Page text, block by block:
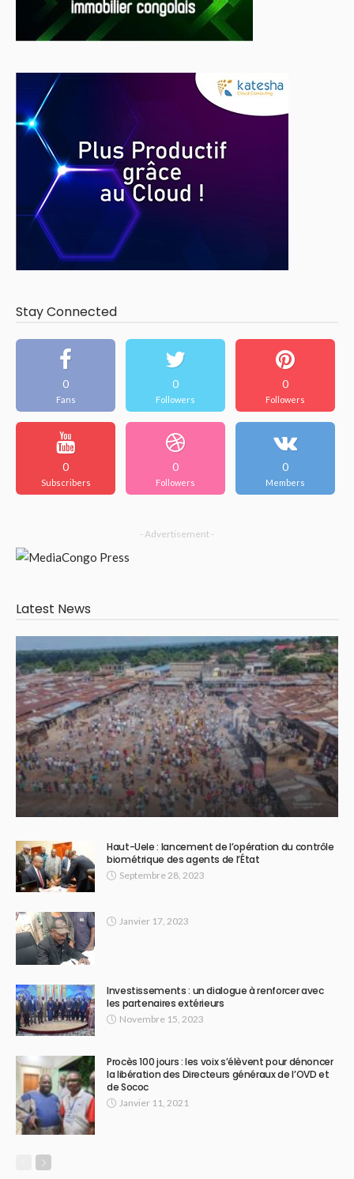
Stay Connected
0
Fans
0
Followers
0
Followers
0
Subscribers
0
Followers
0
Members
- Advertisement -
Latest News
Haut-Uele : lancement de l’opération du contrôle
biométrique des agents de l’État
Septembre 28, 2023
Janvier 17, 2023
Investissements : un dialogue à renforcer avec
les partenaires extérieurs
Novembre 15, 2023
Procès 100 jours : les voix s’élèvent pour dénoncer
la libération des Directeurs généraux de l’OVD et
de Sococ
Janvier 11, 2021